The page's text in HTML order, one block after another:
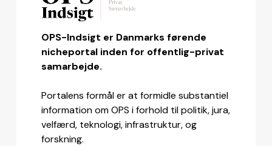
OPS-Indsigt er Danmarks førende
nicheportal inden for offentlig-privat
samarbejde.
Portalens formål er at formidle substantiel
information om OPS i forhold til politik, jura,
velfærd, teknologi, infrastruktur, og
forskning.